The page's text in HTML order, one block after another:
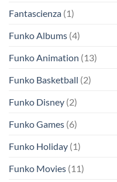
Fantascienza (1)
Funko Albums (4)
Funko Animation (13)
Funko Basketball (2)
Funko Disney (2)
Funko Games (6)
Funko Holiday (1)
Funko Movies (11)